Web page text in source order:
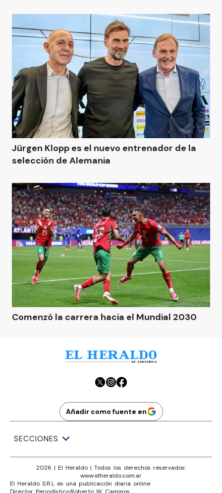
Jürgen Klopp es el nuevo entrenador de la
selección de Alemania
Comenzó la carrera hacia el Mundial 2030
Añadir como fuente en
SECCIONES
2026 | El Heraldo | Todos los derechos reservados:
www.elheraldo.com.ar
El Heraldo S.R.L es una publicación diaria online·
Director Periodístico:Roberto W. Caminos